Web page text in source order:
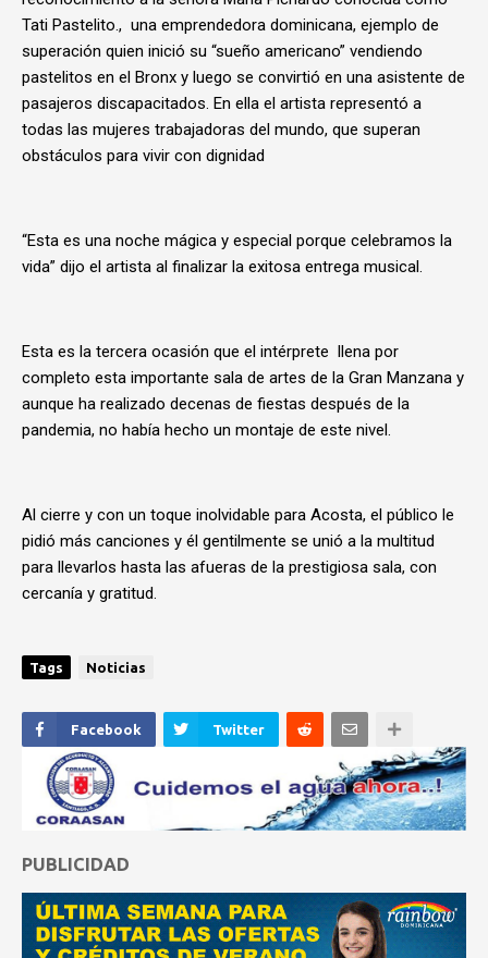
Tati Pastelito., una emprendedora dominicana, ejemplo de
superación quien inició su “sueño americano” vendiendo
pastelitos en el Bronx y luego se convirtió en una asistente de
pasajeros discapacitados. En ella el artista representó a
todas las mujeres trabajadoras del mundo, que superan
obstáculos para vivir con dignidad
“Esta es una noche mágica y especial porque celebramos la
vida” dijo el artista al finalizar la exitosa entrega musical.
Esta es la tercera ocasión que el intérprete llena por
completo esta importante sala de artes de la Gran Manzana y
aunque ha realizado decenas de fiestas después de la
pandemia, no había hecho un montaje de este nivel.
Al cierre y con un toque inolvidable para Acosta, el público le
pidió más canciones y él gentilmente se unió a la multitud
para llevarlos hasta las afueras de la prestigiosa sala, con
cercanía y gratitud.
Tags Noticias
Facebook Twitter
PUBLICIDAD